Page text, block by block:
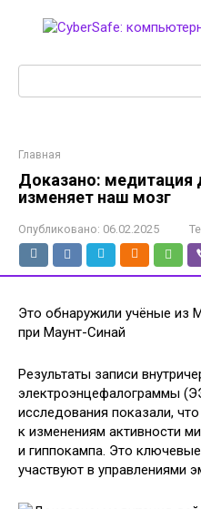
Главная
Доказано: медитация
изменяет наш мозг
Опубликовано: 06.02.2025
Это обнаружили учёные из
при Маунт-Синай
Результаты записи
электроэнцефалограммы
исследования показали,
к изменениям активности
и гиппокампа. Это
участвуют в управлениями